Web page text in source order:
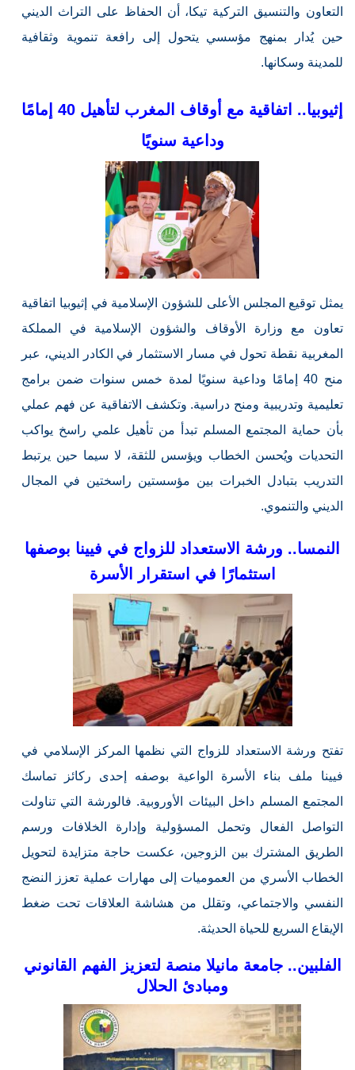
التعاون والتنسيق التركية تيكا، أن الحفاظ على التراث الديني
حين يُدار بمنهج مؤسسي يتحول إلى رافعة تنموية وثقافية
للمدينة وسكانها.
إثيوبيا.. اتفاقية مع أوقاف المغرب لتأهيل 40 إمامًا
وداعية سنويًا
يمثل توقيع المجلس الأعلى للشؤون الإسلامية في إثيوبيا اتفاقية
تعاون مع وزارة الأوقاف والشؤون الإسلامية في المملكة
المغربية نقطة تحول في مسار الاستثمار في الكادر الديني، عبر
منح 40 إمامًا وداعية سنويًا لمدة خمس سنوات ضمن برامج
تعليمية وتدريبية ومنح دراسية. وتكشف الاتفاقية عن فهم عملي
بأن حماية المجتمع المسلم تبدأ من تأهيل علمي راسخ يواكب
التحديات ويُحسن الخطاب ويؤسس للثقة، لا سيما حين يرتبط
التدريب بتبادل الخبرات بين مؤسستين راسختين في المجال
الديني والتنموي.
النمسا.. ورشة الاستعداد للزواج في فيينا بوصفها
استثمارًا في استقرار الأسرة
تفتح ورشة الاستعداد للزواج التي نظمها المركز الإسلامي في
فيينا ملف بناء الأسرة الواعية بوصفه إحدى ركائز تماسك
المجتمع المسلم داخل البيئات الأوروبية. فالورشة التي تناولت
التواصل الفعال وتحمل المسؤولية وإدارة الخلافات ورسم
الطريق المشترك بين الزوجين، عكست حاجة متزايدة لتحويل
الخطاب الأسري من العموميات إلى مهارات عملية تعزز النضج
النفسي والاجتماعي، وتقلل من هشاشة العلاقات تحت ضغط
الإيقاع السريع للحياة الحديثة.
الفلبين.. جامعة مانيلا منصة لتعزيز الفهم القانوني
ومبادئ الحلال